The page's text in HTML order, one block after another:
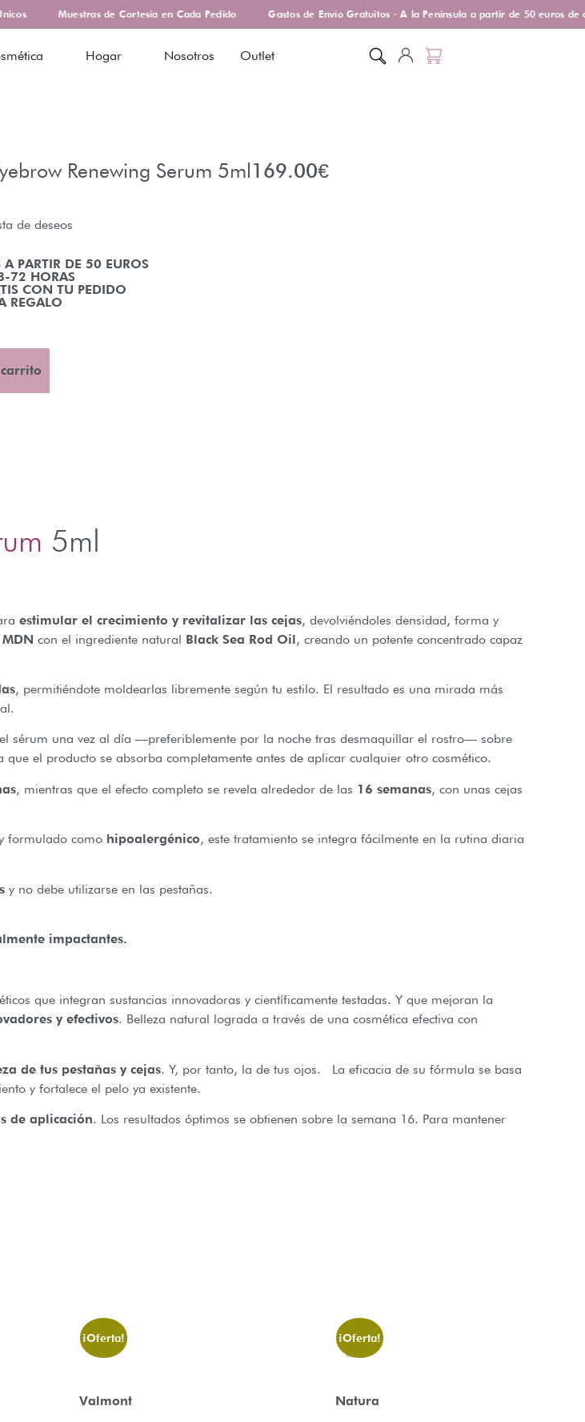
Muestras de Cortesía en Cada Pedido Gastos de Envío Gratuitos · A la Península a partir de 50 euros de
Hogar Nosotros Outlet
Renewing Serum 5ml169.00€
de deseos
PARTIR DE 50 EUROS
72 HORAS
CON TU PEDIDO
REGALO
5ml
estimular el crecimiento y revitalizar las cejas, devolviéndoles densidad, forma y
con el ingrediente natural Black Sea Rod Oil, creando un potente concentrado capaz
, permitiéndote moldearlas libremente según tu estilo. El resultado es una mirada más
sérum una vez al día —preferiblemente por la noche tras desmaquillar el rostro— sobre
el producto se absorba completamente antes de aplicar cualquier otro cosmético.
, mientras que el efecto completo se revela alrededor de las 16 semanas, con unas cejas
formulado como hipoalergénico, este tratamiento se integra fácilmente en la rutina diaria
y no debe utilizarse en las pestañas.
impactantes.
que integran sustancias innovadoras y científicamente testadas. Y que mejoran la
y efectivos. Belleza natural lograda a través de una cosmética efectiva con
de tus pestañas y cejas. Y, por tanto, la de tus ojos. La eficacia de su fórmula se basa
y fortalece el pelo ya existente.
de aplicación. Los resultados óptimos se obtienen sobre la semana 16. Para mantener
¡Oferta!
Valmont
¡Oferta!
Natura